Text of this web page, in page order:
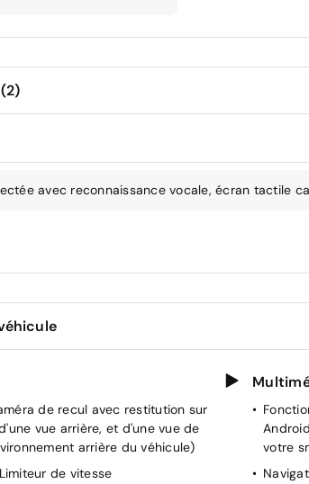
avec reconnaissance vocale, écran tactile
de recul avec restitution sur
vue arrière, et d'une vue de
arrière du véhicule)
de vitesse
votre